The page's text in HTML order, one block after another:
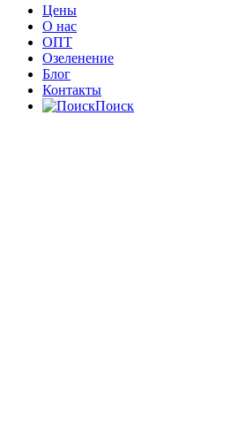
Цены
О нас
ОПТ
Озеленение
Блог
Контакты
Поиск